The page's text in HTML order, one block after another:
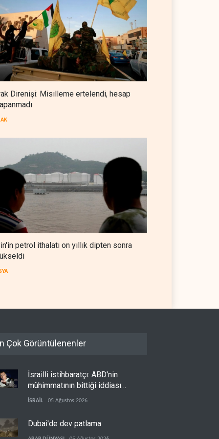
OPEC'ten ayrıldıktan
petrol üretimini rekor
çıkardı07 Ağustos 2026
The Telegraph: Hürmüz
anlaşması, İran’ın savaşı
kazandığını gösteriyor
BATI YARIM KÜRE
Foreign Affairs: ABD
Ortadoğu'dan elini çekmeli
BATI YARIM KÜRE 07 Ağustos 2026
Suudi Arabistan, Türkiye ve
Pakistan ortak savunma
anlaşması imzaladı
ARAP DÜNYASI 07 Ağustos 2026
Direnişi: Misilleme ertelendi, hesap
petrol ithalatı on yıllık dipten sonra
Çok Görüntülenenler
İsrailli istihbaratçı: ABD'nin
mühimmatının bittiği iddiası
bir iç kavga
İSRAİL 05 Ağustos 2026
Dubai'de dev patlama